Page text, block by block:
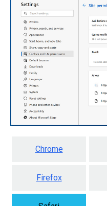
Chrome
Firefox